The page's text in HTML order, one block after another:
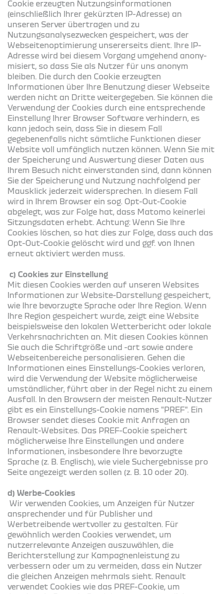
Cookie erzeugten Nutzungsinformationen
(einschließlich Ihrer gekürzten IP-Adresse) an
unseren Server übertragen und zu
Nutzungsanalysezwecken gespeichert, was der
Webseitenoptimierung unsererseits dient. Ihre IP-
Adresse wird bei diesem Vorgang umge­hend anony­
mi­siert, so dass Sie als Nutzer für uns anonym
bleiben. Die durch den Cookie erzeugten
Informationen über Ihre Benutzung dieser Webseite
werden nicht an Dritte weitergegeben. Sie können die
Verwendung der Cookies durch eine entsprechende
Einstellung Ihrer Browser Software verhindern, es
kann jedoch sein, dass Sie in diesem Fall
gegebenenfalls nicht sämtliche Funktionen dieser
Website voll umfänglich nutzen können. Wenn Sie mit
der Speicherung und Auswertung die­ser Daten aus
Ihrem Besuch nicht einverstanden sind, dann können
Sie der Speicherung und Nutzung nachfolgend per
Mausklick jederzeit widersprechen. In diesem Fall
wird in Ihrem Browser ein sog. Opt-Out-Cookie
abgelegt, was zur Folge hat, dass Matomo keinerlei
Sitzungsdaten erhebt. Achtung: Wenn Sie Ihre
Cookies löschen, so hat dies zur Folge, dass auch das
Opt-Out-Cookie gelöscht wird und ggf. von Ihnen
erneut aktiviert werden muss.
c) Cookies zur Einstellung
Mit diesen Cookies werden auf unseren Websites
Informationen zur Website-Darstellung gespeichert,
wie Ihre bevorzugte Sprache oder Ihre Region. Wenn
Ihre Region gespeichert wurde, zeigt eine Website
beispielsweise den lokalen Wetterbericht oder lokale
Verkehrsnachrichten an. Mit diesen Cookies können
Sie auch die Schriftgröße und -art sowie andere
Webseitenbereiche personalisieren. Gehen die
Informationen eines Einstellungs-Cookies verloren,
wird die Verwendung der Website möglicherweise
umständlicher, führt aber in der Regel nicht zu einem
Ausfall. In den Browsern der meisten Renault-Nutzer
gibt es ein Einstellungs-Cookie namens "PREF". Ein
Browser sendet dieses Cookie mit Anfragen an
Renault-Websites. Das PREF-Cookie speichert
möglicherweise Ihre Einstellungen und andere
Informationen, insbesondere Ihre bevorzugte
Sprache (z. B. Englisch), wie viele Suchergebnisse pro
Seite angezeigt werden sollen (z. B. 10 oder 20).
d) Werbe-Cookies
Wir verwenden Cookies, um Anzeigen für Nutzer
ansprechender und für Publisher und
Werbetreibende wertvoller zu gestalten. Für
gewöhnlich werden Cookies verwendet, um
nutzerrelevante Anzeigen auszuwählen, die
Berichterstellung zur Kampagnenleistung zu
verbessern oder um zu vermeiden, dass ein Nutzer
die gleichen Anzeigen mehrmals sieht. Renault
verwendet Cookies wie das PREF-Cookie, um